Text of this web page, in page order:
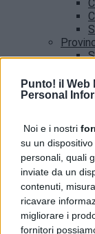
Punto! il Web
Personal
Noi e i nostri
su un
personali, quali
inviate da un
contenuti,
ricavare
migliorare i
fornitori
Terra